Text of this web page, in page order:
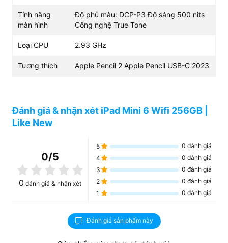
Bảo mật Touch ID, dung lượng pin sử dụng
nhiều giờ
Apple cũng trang bị nhiều tính năng hiện đại trên chiếc
tablet mini này, điển hình là khả năng bảo mật Touch ID
trên nút nguồn. Việc ứng dụng công nghệ sinh trắc học
Tính năng
màn hình
Độ phủ màu: DCP-P3 Độ sáng 500 nits
Công nghệ True Tone
Loại CPU 2.93 GHz
Tương thích Apple Pencil 2 Apple Pencil USB-C 2023
Đánh giá & nhận xét iPad Mini 6 Wifi 256GB |
Like New
0/5
0 đánh giá & nhận xét
5 0 đánh giá
4
0 đánh giá
3
0 đánh giá
2
0 đánh giá
1
0 đánh giá
Đánh giá sản phẩm này